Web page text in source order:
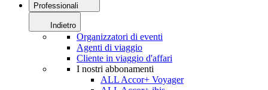
Professionali
Indietro
Organizzatori di eventi
Agenti di viaggio
Cliente in viaggio d'affari
I nostri abbonamenti
ALL Accor+ Voyager